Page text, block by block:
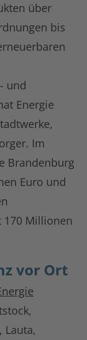
über
bis
und
Energie
Im
Brandenburg
Euro und
170 Millionen
vor Ort
Lauta,